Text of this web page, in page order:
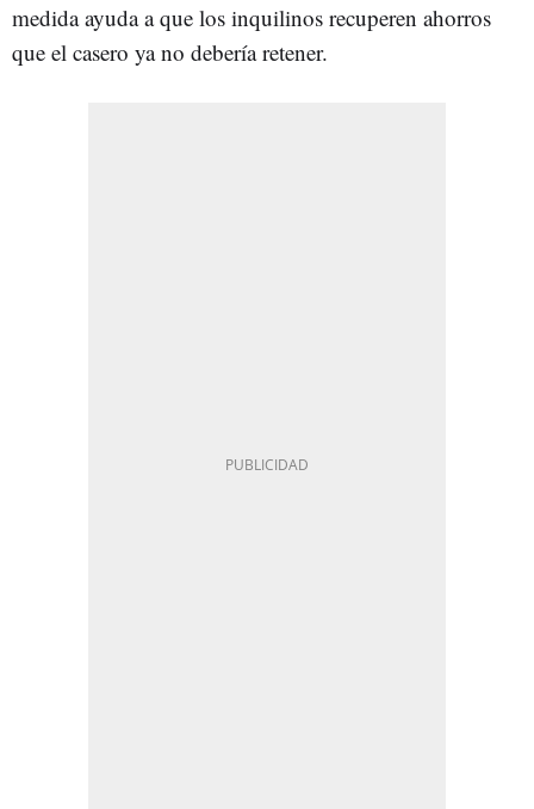
medida ayuda a que los inquilinos recuperen ahorros
que el casero ya no debería retener.